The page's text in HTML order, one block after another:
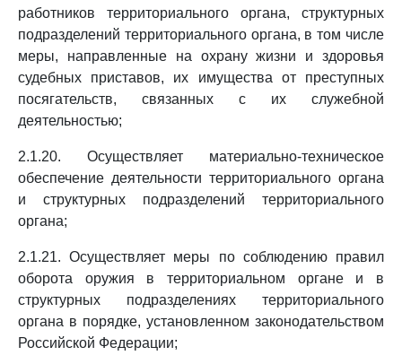
работников территориального органа, структурных
подразделений территориального органа, в том числе
меры, направленные на охрану жизни и здоровья
судебных приставов, их имущества от преступных
посягательств, связанных с их служебной
деятельностью;
2.1.20. Осуществляет материально-техническое
обеспечение деятельности территориального органа
и структурных подразделений территориального
органа;
2.1.21. Осуществляет меры по соблюдению правил
оборота оружия в территориальном органе и в
структурных подразделениях территориального
органа в порядке, установленном законодательством
Российской Федерации;